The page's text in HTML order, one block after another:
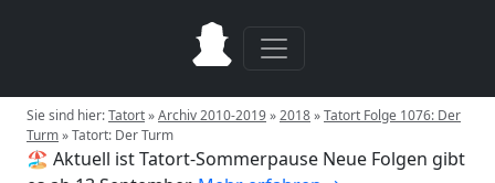
Sie sind hier:Tatort»Archiv 2010-2019»2018»Tatort Folge 1076: Der
Turm»Tatort: Der Turm
🏖️ Aktuell ist Tatort-Sommerpause Neue Folgen gibt